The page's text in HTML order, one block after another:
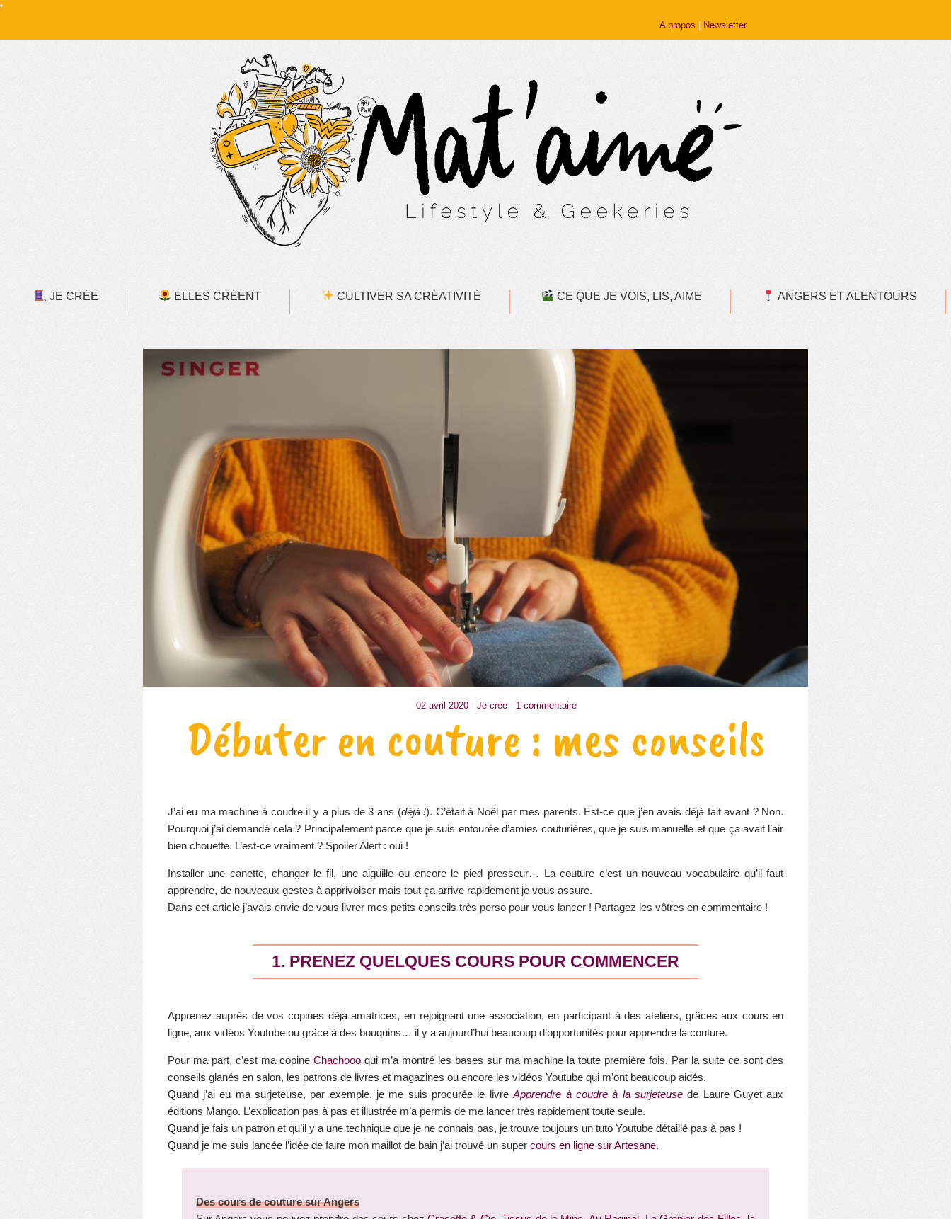
A propos Newsletter
JE CRÉE ELLES CRÉENT CULTIVER SA CRÉATIVITÉ CE QUE JE VOIS, LIS, AIME ANGERS ET ALENTOURS
02 avril 2020 /Je crée / 1 commentaire
Débuter en couture : mes conseils
J’ai eu ma machine à coudre il y a plus de 3 ans (déjà !). C’était à Noël par mes parents. Est-ce que j’en avais déjà fait avant ? Non.
Pourquoi j’ai demandé cela ? Principalement parce que je suis entourée d’amies couturières, que je suis manuelle et que ça avait l’air
bien chouette. L’est-ce vraiment ? Spoiler Alert : oui !
Installer une canette, changer le fil, une aiguille ou encore le pied presseur… La couture c’est un nouveau vocabulaire qu’il faut
apprendre, de nouveaux gestes à apprivoiser mais tout ça arrive rapidement je vous assure.
Dans cet article j’avais envie de vous livrer mes petits conseils très perso pour vous lancer ! Partagez les vôtres en commentaire !
1. PRENEZ QUELQUES COURS POUR COMMENCER
Apprenez auprès de vos copines déjà amatrices, en rejoignant une association, en participant à des ateliers, grâces aux cours en
ligne, aux vidéos Youtube ou grâce à des bouquins… il y a aujourd’hui beaucoup d’opportunités pour apprendre la couture.
Pour ma part, c’est ma copine Chachoooqui m’a montré les bases sur ma machine la toute première fois. Par la suite ce sont des
conseils glanés en salon, les patrons de livres et magazines ou encore les vidéos Youtube qui m’ont beaucoup aidés.
Quand j’ai eu ma surjeteuse, par exemple, je me suis procurée le livreApprendre à coudre à la surjeteusede Laure Guyet aux
éditions Mango. L’explication pas à pas et illustrée m’a permis de me lancer très rapidement toute seule.
Quand je fais un patron et qu’il y a une technique que je ne connais pas, je trouve toujours un tuto Youtube détaillé pas à pas !
Quand je me suis lancée l’idée de faire mon maillot de bain j’ai trouvé un super cours en ligne sur Artesane.
Des cours de couture sur Angers